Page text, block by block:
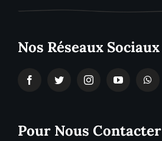
Nos Réseaux Sociaux
Pour Nous Contacter